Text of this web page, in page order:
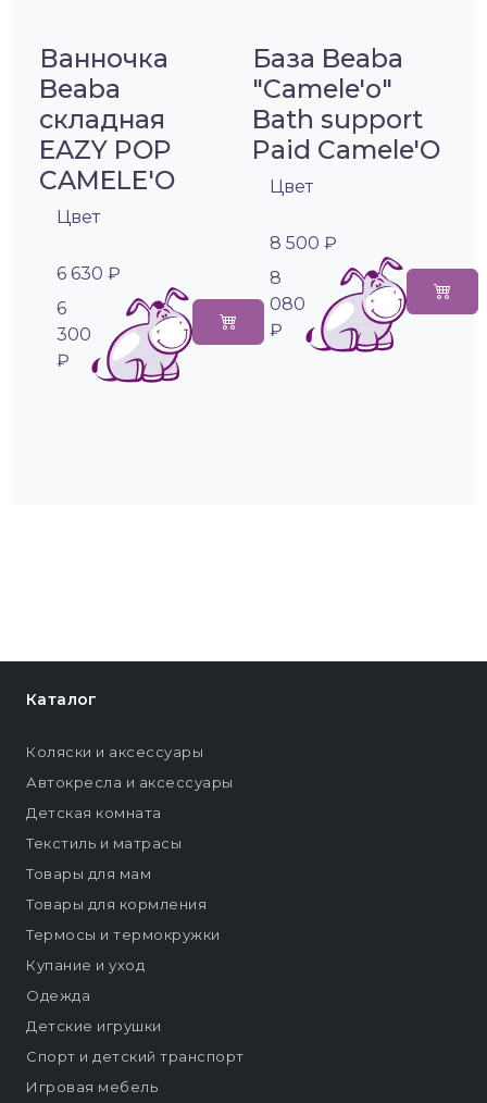
Ванночка
Beaba
складная
EAZY POP
CAMELE'O
Цвет
6 630 ₽
6
300
₽
База Beaba
"Camele'o"
Bath support
Paid Camele'O
Цвет
8 500 ₽
8
080
₽
Каталог
Коляски и аксессуары
Автокресла и аксессуары
Детская комната
Текстиль и матрасы
Товары для мам
Товары для кормления
Термосы и термокружки
Купание и уход
Одежда
Детские игрушки
Спорт и детский транспорт
Игровая мебель